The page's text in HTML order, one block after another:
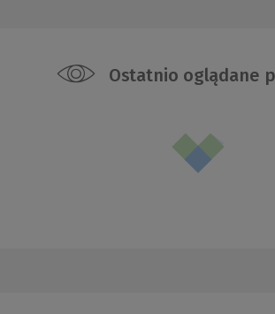
Ostatnio oglądane